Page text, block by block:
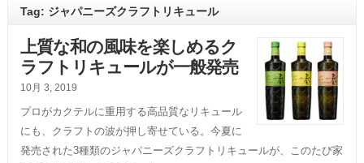
Tag: ジャパニーズクラフトリキュール
上質な和の風味を楽しめるク
ラフトリキュールが一般発売
10月 3, 2019
プロがカクテルに重用する高品質なリキュール
にも、クラフトの波が押し寄せている。今夏に
発売された3種類のジャパニーズクラフトリキュールが、このたび家